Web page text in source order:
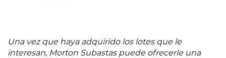
Una vez que haya adquirido los lotes que le
interesan, Morton Subastas puede ofrecerle una